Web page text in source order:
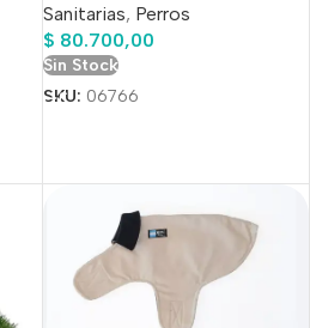
Sanitarias, Perros
$ 80.700,00
Sin Stock
SKU: 06766